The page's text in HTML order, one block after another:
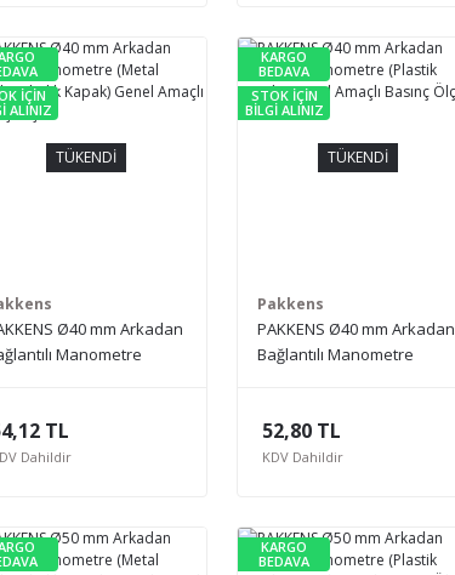
TÜKENDİ
İÇİN
ALINIZ
Ø40 mm Arkadan
Manometre
Ölçer
TL
Dahildir
TÜKENDİ
KARGO
BEDAVA
STOK İÇİN
BİLGİ ALINIZ
Pakkens
PAKKENS Ø40 mm Arkadan
Bağlantılı Manometre
52,80 TL
KDV Dahildir
KARGO
BEDAVA